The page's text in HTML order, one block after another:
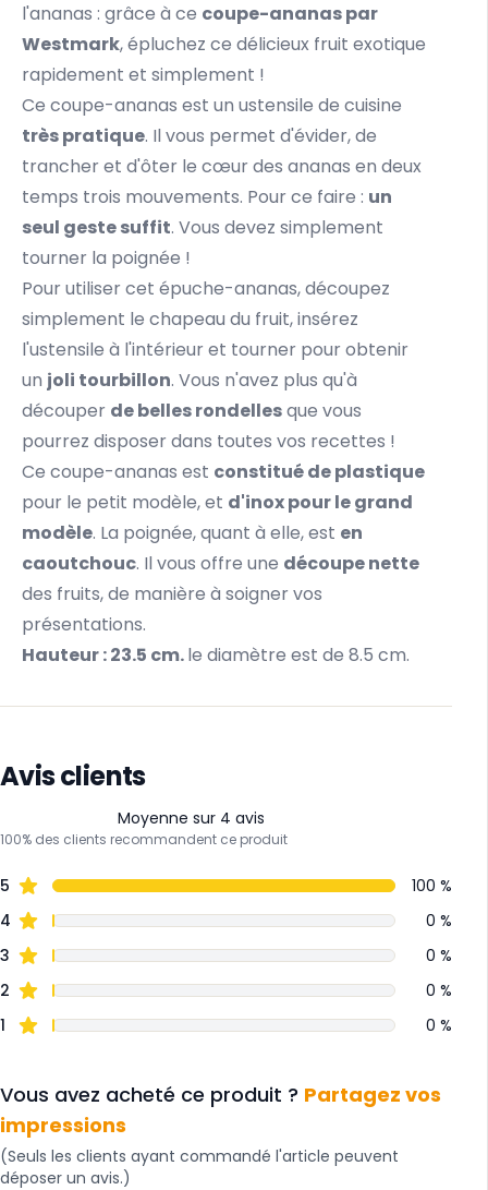
l'ananas : grâce à ce coupe-ananas par
Westmark, épluchez ce délicieux fruit exotique
rapidement et simplement !
Ce coupe-ananas est un ustensile de cuisine
très pratique. Il vous permet d'évider, de
trancher et d'ôter le cœur des ananas en deux
temps trois mouvements. Pour ce faire : un
seul geste suffit. Vous devez simplement
tourner la poignée !
Pour utiliser cet épuche-ananas, découpez
simplement le chapeau du fruit, insérez
l'ustensile à l'intérieur et tourner pour obtenir
un joli tourbillon. Vous n'avez plus qu'à
découper de belles rondellesque vous
pourrez disposer dans toutes vos recettes !
Ce coupe-ananas est constitué de plastique
pour le petit modèle, et d'inox pour le grand
modèle. La poignée, quant à elle, est en
caoutchouc. Il vous offre une découpe nette
des fruits, de manière à soigner vos
présentations.
Hauteur : 23.5 cm.le diamètre est de 8.5 cm.
Avis clients
Moyenne sur 4 avis
100% des clients recommandent ce produit
5
100 %
4
0 %
3
0 %
2
0 %
1
0 %
Vous avez acheté ce produit ? Partagez vos
impressions
(Seuls les clients ayant commandé l'article peuvent
déposer un avis.)